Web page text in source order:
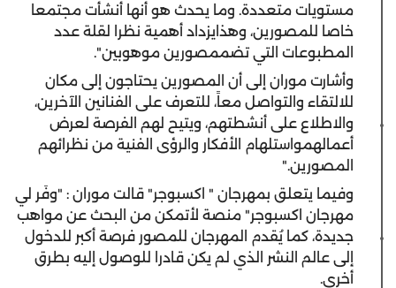
مستويات متعددة. وما يحدث هو أنها أنشأت مجتمعا
خاصا للمصورين، وهذايزداد أهمية نظرا لقلة عدد
المطبوعات التي تضممصورين موهوبين".
وأشارت موران إلى أن المصورين يحتاجون إلى مكان
للالتقاء والتواصل معاً، للتعرف على الفنانين الآخرين،
والاطلاع على أنشطتهم، ويتيح لهم الفرصة لعرض
أعمالهمواستلهام الأفكار والرؤى الفنية من نظرائهم
المصورين."
وفيما يتعلق بمهرجان " اكسبوجر" قالت موران : "وفَر لي
مهرجان اكسبوجر" منصة لأتمكن من البحث عن مواهب
جديدة، كما يُقدم المهرجان للمصور فرصة أكبر للدخول
إلى عالم النشر الذي لم يكن قادرا للوصول إليه بطرق
أخرى.